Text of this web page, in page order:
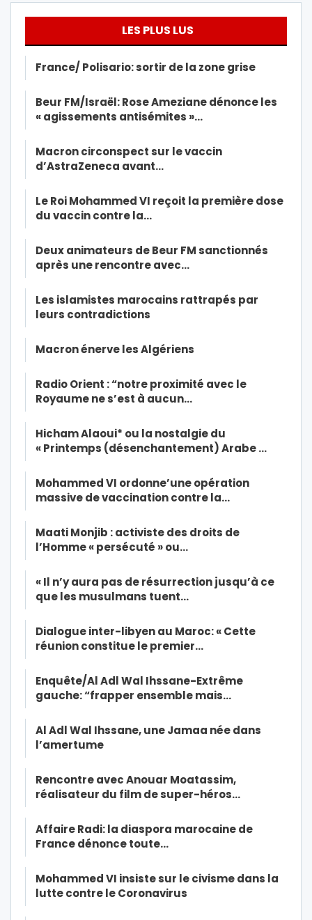
LES PLUS LUS
France/ Polisario: sortir de la zone grise
Beur FM/Israël: Rose Ameziane dénonce les
« agissements antisémites »…
Macron circonspect sur le vaccin
d’AstraZeneca avant…
Le Roi Mohammed VI reçoit la première dose
du vaccin contre la…
Deux animateurs de Beur FM sanctionnés
après une rencontre avec…
Les islamistes marocains rattrapés par
leurs contradictions
Macron énerve les Algériens
Radio Orient : “notre proximité avec le
Royaume ne s’est à aucun…
Hicham Alaoui* ou la nostalgie du
« Printemps (désenchantement) Arabe …
Mohammed VI ordonne’une opération
massive de vaccination contre la…
Maati Monjib : activiste des droits de
l’Homme « persécuté » ou…
« Il n’y aura pas de résurrection jusqu’à ce
que les musulmans tuent…
Dialogue inter-libyen au Maroc: « Cette
réunion constitue le premier…
Enquête/Al Adl Wal Ihssane-Extrême
gauche: “frapper ensemble mais…
Al Adl Wal Ihssane, une Jamaa née dans
l’amertume
Rencontre avec Anouar Moatassim,
réalisateur du film de super-héros…
Affaire Radi: la diaspora marocaine de
France dénonce toute…
Mohammed VI insiste sur le civisme dans la
lutte contre le Coronavirus